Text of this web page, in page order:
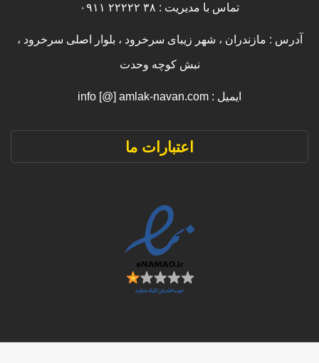
تماس با مدیریت : ۳۸ ۲۲۲۲۲ ۰۹۱۱
آدرس : مازندران ، شهر زیبای سرخرود ، بلوار اصلی سرخرود ،
نبش کوچه وحدت
ایمیل : info [@] amlak-navan.com
اعتبارات ما